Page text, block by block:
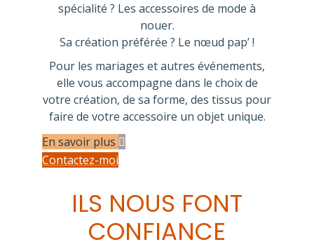
spécialité ? Les accessoires de mode à
nouer.
Sa création préférée ? Le nœud pap’ !
Pour les mariages et autres événements,
elle vous accompagne dans le choix de
votre création, de sa forme, des tissus pour
faire de votre accessoire un objet unique.
En savoir plus
Contactez-moi
ILS NOUS FONT
CONFIANCE